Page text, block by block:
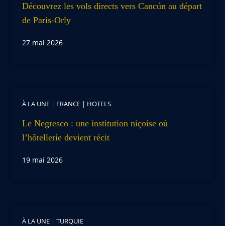
Découvrez les vols directs vers Cancún au départ
de Paris-Orly
27 mai 2026
À LA UNE | FRANCE | HOTELS
Le Negresco : une institution niçoise où
l’hôtellerie devient récit
19 mai 2026
À LA UNE | TURQUIE